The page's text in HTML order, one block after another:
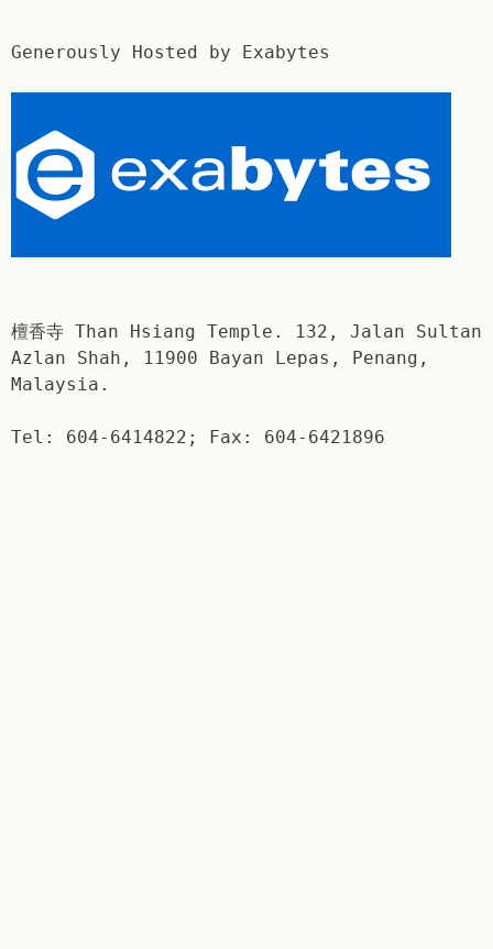
Generously Hosted by Exabytes
檀香寺 Than Hsiang Temple. 132, Jalan Sultan
Azlan Shah, 11900 Bayan Lepas, Penang,
Malaysia.
Tel: 604-6414822; Fax: 604-6421896